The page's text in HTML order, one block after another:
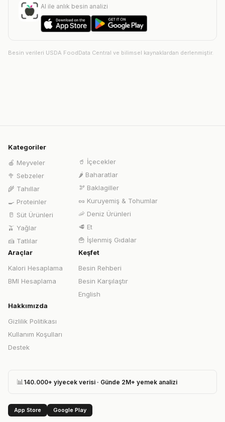
AI ile anlık besin analizi
Besin verileri USDA FoodData Central ve bilimsel kaynaklardan derlenmiştir.
Kategoriler
🍎 Meyveler
🥦 Sebzeler
🌾 Tahıllar
🍳 Proteinler
🥛 Süt Ürünleri
🫒 Yağlar
🍰 Tatlılar
🥤 İçecekler
🌶️ Baharatlar
🫘 Baklagiller
🥜 Kuruyemiş & Tohumlar
🦐 Deniz Ürünleri
🥩 Et
🍟 İşlenmiş Gıdalar
Araçlar
Kalori Hesaplama
BMI Hesaplama
Keşfet
Besin Rehberi
Besin Karşılaştır
English
Hakkımızda
Gizlilik Politikası
Kullanım Koşulları
Destek
📊 140.000+ yiyecek verisi · Günde 2M+ yemek analizi
App Store Google Play